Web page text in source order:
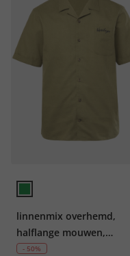
linnenmix overhemd,
halflange mouwen,
borduurwerk, Cubaanse
- 50%